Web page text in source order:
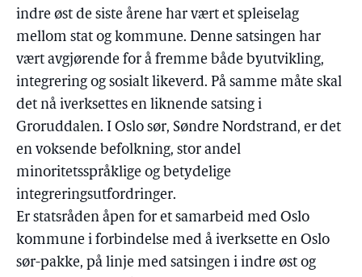
indre øst de siste årene har vært et spleiselag
mellom stat og kommune. Denne satsingen har
vært avgjørende for å fremme både byutvikling,
integrering og sosialt likeverd. På samme måte skal
det nå iverksettes en liknende satsing i
Groruddalen. I Oslo sør, Søndre Nordstrand, er det
en voksende befolkning, stor andel
minoritetsspråklige og betydelige
integreringsutfordringer.
Er statsråden åpen for et samarbeid med Oslo
kommune i forbindelse med å iverksette en Oslo
sør-pakke, på linje med satsingen i indre øst og